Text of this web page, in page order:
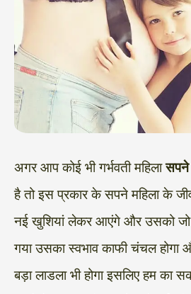
अगर आप कोई भी गर्भवती महिलासपने
है तो इस प्रकार के सपने महिला के
नई खुशियां लेकर आएंगे और उसको जो
गया उसका स्वभाव काफी चंचल
बड़ा लाडला भी होगा इसलिए हम का